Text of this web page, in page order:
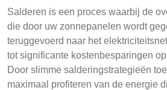
Salderen is een proces waarbij de
die door uw zonnepanelen wordt
teruggevoerd naar het
tot significante kostenbesparingen
Door slimme salderingstrategieën
maximaal profiteren van de energie